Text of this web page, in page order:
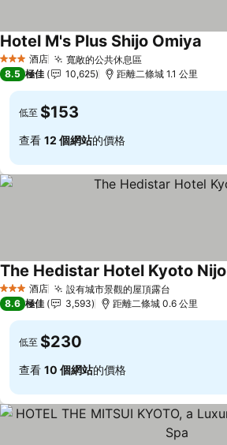
3 星級 酒店 寬敞的公共休息區查看價格
Hotel M's Plus Shijo Omiya
8.5 極佳 10,625 距離二條城 1.1 公里
低至 $153
查看 12 個網站的價格
3 星級 酒店 設有城市景觀的屋頂露台
The Hedistar Hotel Kyoto Nijo
8.6 極佳 3,593 距離二條城 0.6 公里
低至 $230
查看 10 個網站的價格